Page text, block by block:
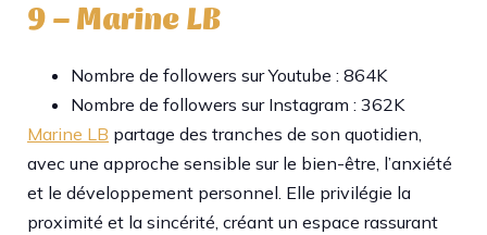
9 – Marine LB
Nombre de followers sur Youtube : 864K
Nombre de followers sur Instagram : 362K
Marine LB partage des tranches de son quotidien,
avec une approche sensible sur le bien-être, l’anxiété
et le développement personnel. Elle privilégie la
proximité et la sincérité, créant un espace rassurant